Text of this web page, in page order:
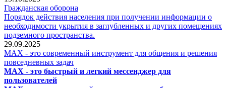
Гражданская оборона
Порядок действия населения при получении информации о
необходимости укрытия в заглубленных и других помещениях
подземного пространства.
29.09.2025
МАХ - это современный инструмент для общения и решения
повседневных задач
МАХ - это быстрый и легкий мессенджер для
пользователей